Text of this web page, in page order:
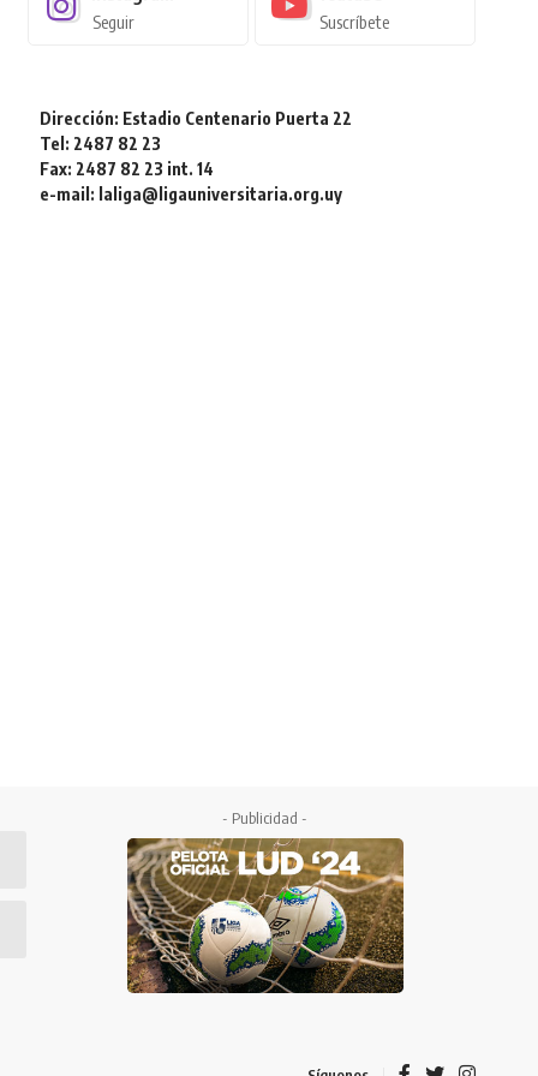
Seguir Suscríbete
Dirección: Estadio Centenario Puerta 22
Tel: 2487 82 23
Fax: 2487 82 23 int. 14
e-mail: laliga@ligauniversitaria.org.uy
- Publicidad -